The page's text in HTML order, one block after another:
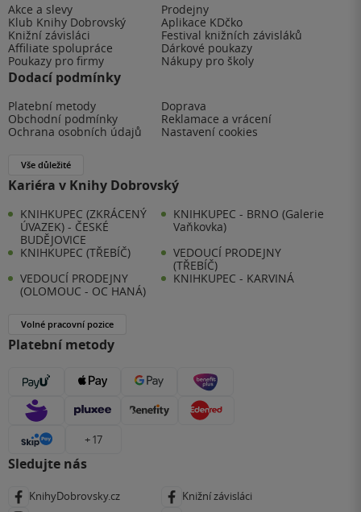
Akce a slevy
Prodejny
Klub Knihy Dobrovský
Aplikace KDčko
Knižní závisláci
Festival knižních závisláků
Affiliate spolupráce
Dárkové poukazy
Poukazy pro firmy
Nákupy pro školy
Dodací podmínky
Platební metody
Doprava
Obchodní podmínky
Reklamace a vrácení
Ochrana osobních údajů
Nastavení cookies
Vše důležité
Kariéra v Knihy Dobrovský
KNIHKUPEC (ZKRÁCENÝ
ÚVAZEK) - ČESKÉ
BUDĚJOVICE
KNIHKUPEC - BRNO (Galerie
Vaňkovka)
KNIHKUPEC (TŘEBÍČ)
VEDOUCÍ PRODEJNY
(TŘEBÍČ)
VEDOUCÍ PRODEJNY
(OLOMOUC - OC HANÁ)
KNIHKUPEC - KARVINÁ
Volné pracovní pozice
Platební metody
+ 17
Sledujte nás
KnihyDobrovsky.cz
Knižní závisláci